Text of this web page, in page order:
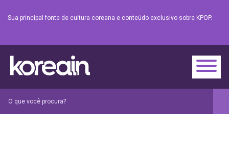
Sua principal fonte de cultura coreana e conteúdo exclusivo sobre KPOP.